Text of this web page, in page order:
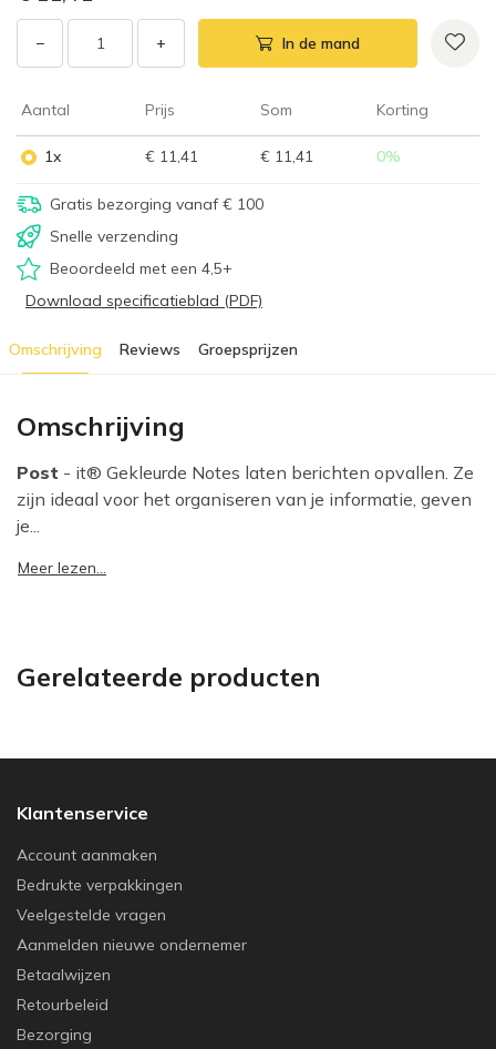
− + In de mand
Aantal Prijs Som Korting
1x € 11,41 € 11,41 0%
Gratis bezorging vanaf € 100
Snelle verzending
Beoordeeld met een 4,5+
Download specificatieblad (PDF)
Omschrijving Reviews Groepsprijzen
Omschrijving
Post - it® Gekleurde Notes laten berichten opvallen. Ze
zijn ideaal voor het organiseren van je informatie, geven
je...
Meer lezen...
Gerelateerde producten
Klantenservice
Account aanmaken
Bedrukte verpakkingen
Veelgestelde vragen
Aanmelden nieuwe ondernemer
Betaalwijzen
Retourbeleid
Bezorging